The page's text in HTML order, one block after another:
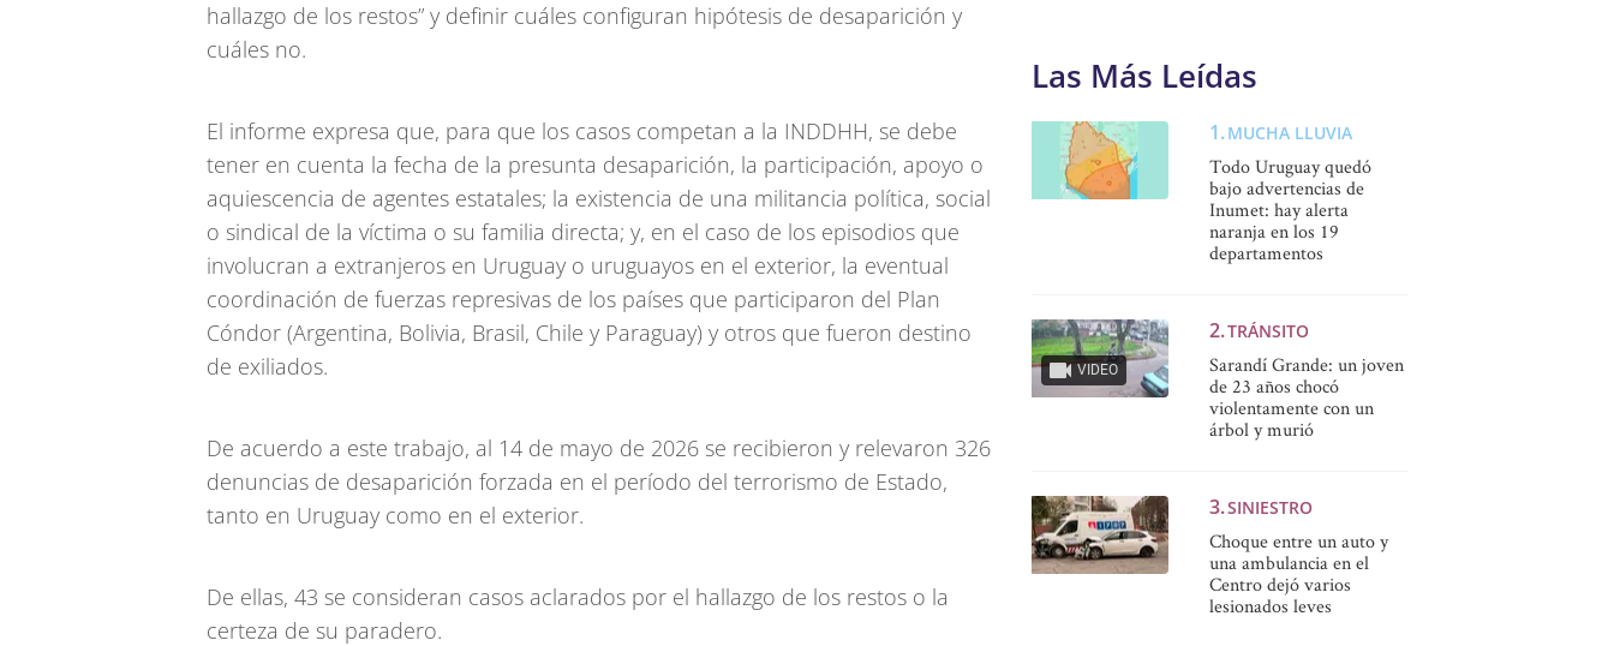
hallazgo de los restos” y definir cuáles configuran hipótesis de desaparición y
cuáles no.
El informe expresa que, para que los casos competan a la INDDHH, se debe
tener en cuenta la fecha de la presunta desaparición, la participación, apoyo o
aquiescencia de agentes estatales; la existencia de una militancia política, social
o sindical de la víctima o su familia directa; y, en el caso de los episodios que
involucran a extranjeros en Uruguay o uruguayos en el exterior, la eventual
coordinación de fuerzas represivas de los países que participaron del Plan
Cóndor (Argentina, Bolivia, Brasil, Chile y Paraguay) y otros que fueron destino
de exiliados.
De acuerdo a este trabajo, al 14 de mayo de 2026 se recibieron y relevaron 326
denuncias de desaparición forzada en el período del terrorismo de Estado,
tanto en Uruguay como en el exterior.
De ellas, 43 se consideran casos aclarados por el hallazgo de los restos o la
certeza de su paradero.
Las Más Leídas
MUCHA LLUVIA
Todo Uruguay quedó
bajo advertencias de
Inumet: hay alerta
naranja en los 19
departamentos
VIDEO
TRÁNSITO
Sarandí Grande: un joven
de 23 años chocó
violentamente con un
árbol y murió
SINIESTRO
Choque entre un auto y
una ambulancia en el
Centro dejó varios
lesionados leves